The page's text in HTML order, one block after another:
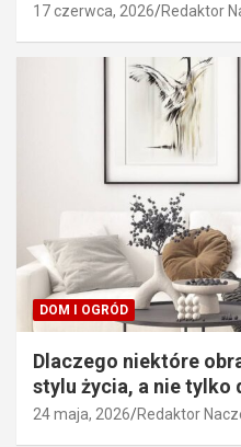
17 czerwca, 2026 Redaktor
DOM I OGRÓD
Dlaczego niektóre
stylu życia, a nie tylko
24 maja, 2026 Redaktor